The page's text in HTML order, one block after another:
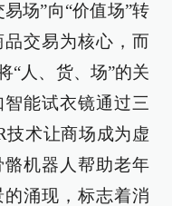
场”向“价值场”转
交易为核心，而
“人、货、场”的关
能试衣镜通过三
技术让商场成为虚
机器人帮助老年
涌现，标志着消